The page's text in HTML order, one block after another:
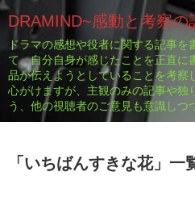
DRAMIND~感動と考察の
ドラマの感想や役者に関する記事を
て、自分自身が感じたことを正直に
品が伝えようとしていることを考察
心がけますが、主観のみの記事や独
う、他の視聴者のご意見も意識しつ
「 いちばんすきな花」 一